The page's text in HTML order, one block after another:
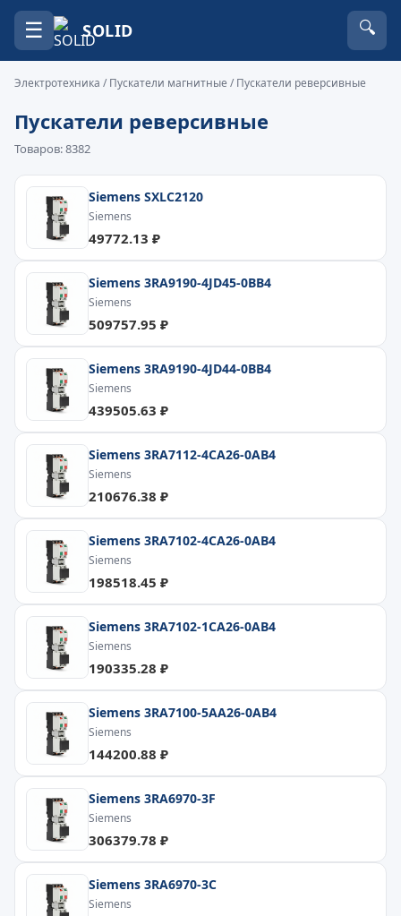
☰ SOLID 🔍
Электротехника /Пускатели магнитные / Пускатели реверсивные
Пускатели реверсивные
Товаров: 8382
Siemens SXLC2120
Siemens
49772.13 ₽
Siemens 3RA9190-4JD45-0BB4
Siemens
509757.95 ₽
Siemens 3RA9190-4JD44-0BB4
Siemens
439505.63 ₽
Siemens 3RA7112-4CA26-0AB4
Siemens
210676.38 ₽
Siemens 3RA7102-4CA26-0AB4
Siemens
198518.45 ₽
Siemens 3RA7102-1CA26-0AB4
Siemens
190335.28 ₽
Siemens 3RA7100-5AA26-0AB4
Siemens
144200.88 ₽
Siemens 3RA6970-3F
Siemens
306379.78 ₽
Siemens 3RA6970-3C
Siemens